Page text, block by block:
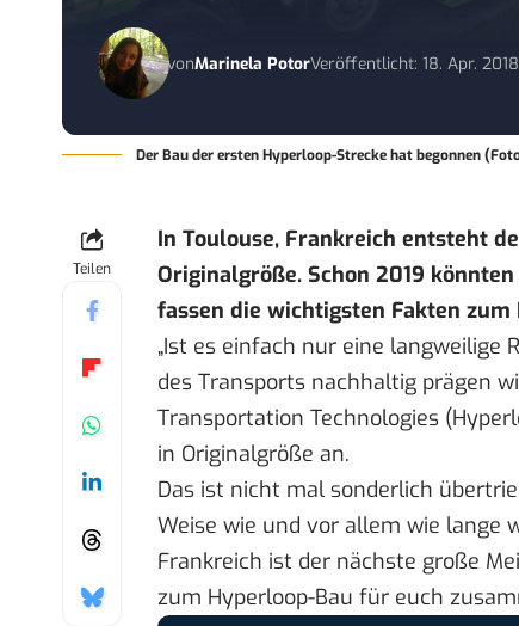
vonMarinela PotorVeröffentlicht: 18. Apr. 2018
Der Bau der ersten Hyperloop-Strecke hat begonnen
Teilen
In Toulouse, Frankreich entsteht
Originalgröße. Schon 2019
fassen die wichtigsten Fakten
„Ist es einfach nur eine langweilige
des Transports nachhaltig prägen
Transportation Technologies
in Originalgröße an.
Das ist nicht mal sonderlich
Weise wie und vor allem wie lange
Frankreich ist der nächste große
zum Hyperloop-Bau für euch